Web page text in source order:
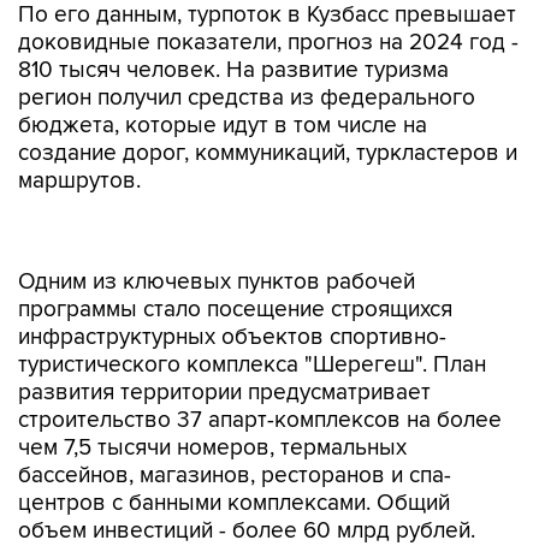
По его данным, турпоток в Кузбасс превышает
доковидные показатели, прогноз на 2024 год -
810 тысяч человек. На развитие туризма
регион получил средства из федерального
бюджета, которые идут в том числе на
создание дорог, коммуникаций, туркластеров и
маршрутов.
Одним из ключевых пунктов рабочей
программы стало посещение строящихся
инфраструктурных объектов спортивно-
туристического комплекса "Шерегеш". План
развития территории предусматривает
строительство 37 апарт-комплексов на более
чем 7,5 тысячи номеров, термальных
бассейнов, магазинов, ресторанов и спа-
центров с банными комплексами. Общий
объем инвестиций - более 60 млрд рублей.